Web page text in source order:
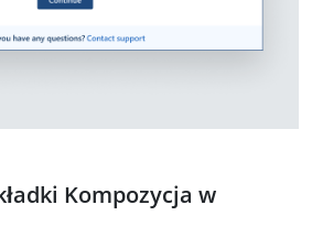
Kompozycja w